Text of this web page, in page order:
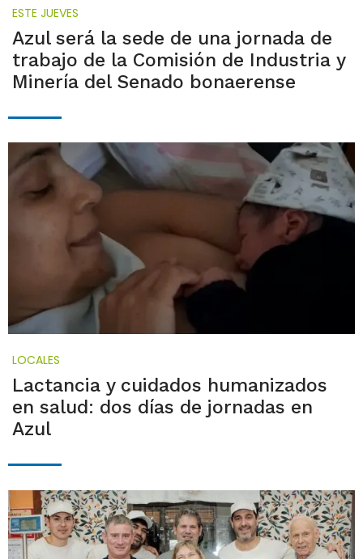
ESTE JUEVES
Azul será la sede de una jornada de
trabajo de la Comisión de Industria y
Minería del Senado bonaerense
LOCALES
Lactancia y cuidados humanizados
en salud: dos días de jornadas en
Azul